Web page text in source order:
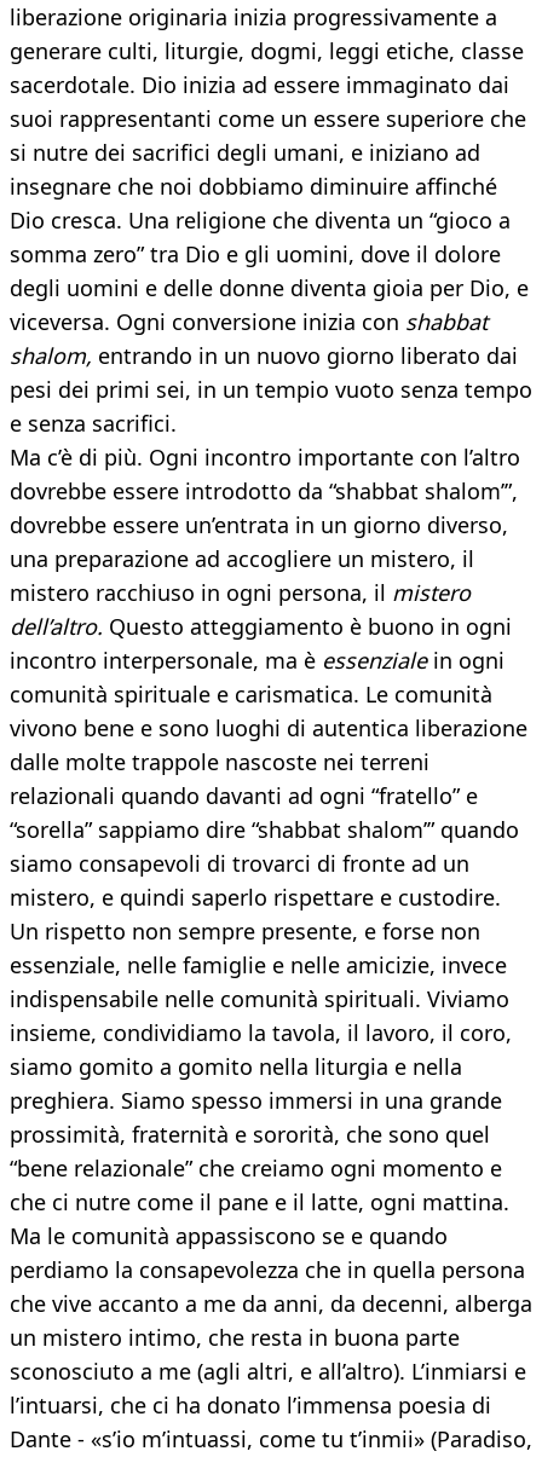
liberazione originaria inizia progressivamente a
generare culti, liturgie, dogmi, leggi etiche, classe
sacerdotale. Dio inizia ad essere immaginato dai
suoi rappresentanti come un essere superiore che
si nutre dei sacrifici degli umani, e iniziano ad
insegnare che noi dobbiamo diminuire affinché
Dio cresca. Una religione che diventa un “gioco a
somma zero” tra Dio e gli uomini, dove il dolore
degli uomini e delle donne diventa gioia per Dio, e
viceversa. Ogni conversione inizia con shabbat
shalom, entrando in un nuovo giorno liberato dai
pesi dei primi sei, in un tempio vuoto senza tempo
e senza sacrifici.
Ma c’è di più. Ogni incontro importante con l’altro
dovrebbe essere introdotto da “shabbat shalom’”,
dovrebbe essere un’entrata in un giorno diverso,
una preparazione ad accogliere un mistero, il
mistero racchiuso in ogni persona, il mistero
dell’altro. Questo atteggiamento è buono in ogni
incontro interpersonale, ma è essenzialein ogni
comunità spirituale e carismatica. Le comunità
vivono bene e sono luoghi di autentica liberazione
dalle molte trappole nascoste nei terreni
relazionali quando davanti ad ogni “fratello” e
“sorella” sappiamo dire “shabbat shalom’” quando
siamo consapevoli di trovarci di fronte ad un
mistero, e quindi saperlo rispettare e custodire.
Un rispetto non sempre presente, e forse non
essenziale, nelle famiglie e nelle amicizie, invece
indispensabile nelle comunità spirituali. Viviamo
insieme, condividiamo la tavola, il lavoro, il coro,
siamo gomito a gomito nella liturgia e nella
preghiera. Siamo spesso immersi in una grande
prossimità, fraternità e sororità, che sono quel
“bene relazionale” che creiamo ogni momento e
che ci nutre come il pane e il latte, ogni mattina.
Ma le comunità appassiscono se e quando
perdiamo la consapevolezza che in quella persona
che vive accanto a me da anni, da decenni, alberga
un mistero intimo, che resta in buona parte
sconosciuto a me (agli altri, e all’altro). L’inmiarsi e
l’intuarsi, che ci ha donato l’immensa poesia di
Dante - «s’io m’intuassi, come tu t’inmii» (Paradiso,